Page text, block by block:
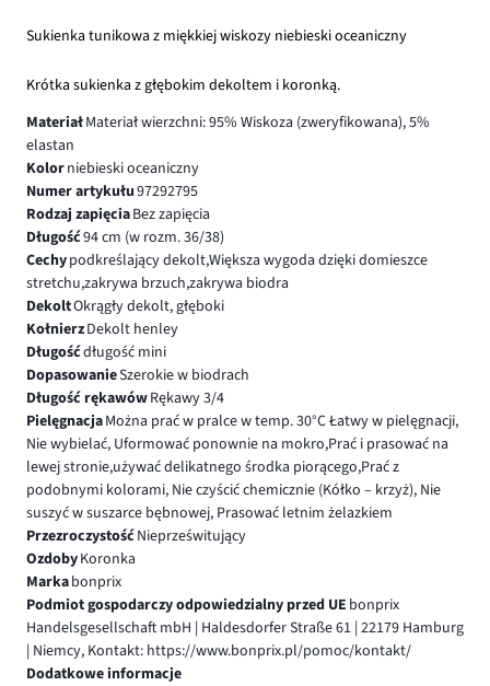
Sukienka tunikowa z miękkiej wiskozy niebieski oceaniczny
Krótka sukienka z głębokim dekoltem i koronką.
MateriałMateriał wierzchni: 95% Wiskoza (zweryfikowana), 5%
elastan
Kolorniebieski oceaniczny
Numer artykułu97292795
Rodzaj zapięciaBez zapięcia
Długość94 cm (w rozm. 36/38)
Cechypodkreślający dekolt,Większa wygoda dzięki domieszce
stretchu,zakrywa brzuch,zakrywa biodra
DekoltOkrągły dekolt, głęboki
KołnierzDekolt henley
Długośćdługość mini
DopasowanieSzerokie w biodrach
Długość rękawówRękawy 3/4
PielęgnacjaMożna prać w pralce w temp. 30°C Łatwy w pielęgnacji,
Nie wybielać, Uformować ponownie na mokro,Prać i prasować na
lewej stronie,używać delikatnego środka piorącego,Prać z
podobnymi kolorami, Nie czyścić chemicznie (Kółko – krzyż), Nie
suszyć w suszarce bębnowej, Prasować letnim żelazkiem
PrzezroczystośćNieprześwitujący
OzdobyKoronka
Markabonprix
Podmiot gospodarczy odpowiedzialny przed UE bonprix
Handelsgesellschaft mbH | Haldesdorfer Straße 61 | 22179 Hamburg
| Niemcy, Kontakt: https://www.bonprix.pl/pomoc/kontakt/
Dodatkowe informacje